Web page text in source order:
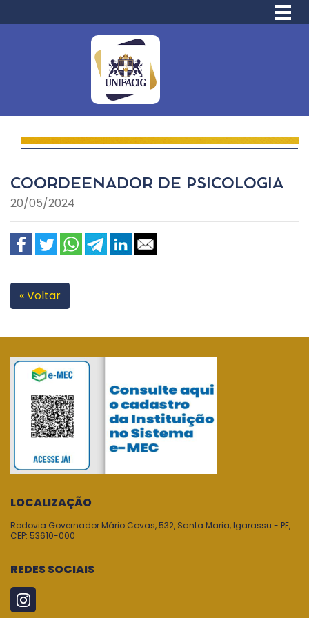
COORDEENADOR DE PSICOLOGIA
20/05/2024
« Voltar
LOCALIZAÇÃO
Rodovia Governador Mário Covas, 532, Santa Maria, Igarassu - PE,
CEP: 53610-000
REDES SOCIAIS